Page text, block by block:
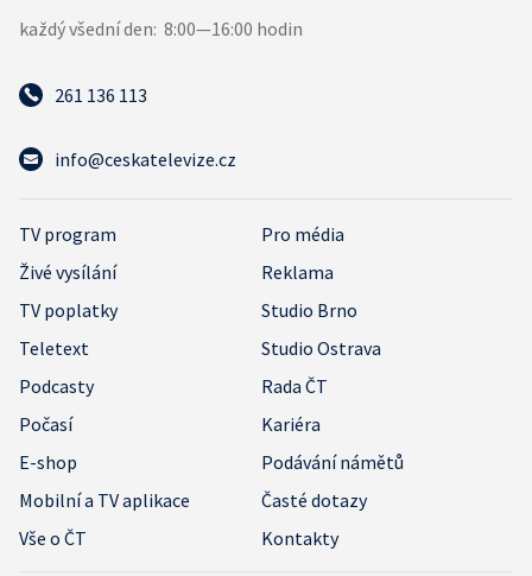
261 136 113
info@ceskatelevize.cz
TV program
Pro média
Živé vysílání
Reklama
TV poplatky
Studio Brno
Teletext
Studio Ostrava
Podcasty
Rada ČT
Počasí
Kariéra
E-shop
Podávání námětů
Mobilní a TV aplikace
Časté dotazy
Vše o ČT
Kontakty